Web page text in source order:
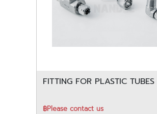
FITTING FOR PLASTIC TUBES
฿Please contact us